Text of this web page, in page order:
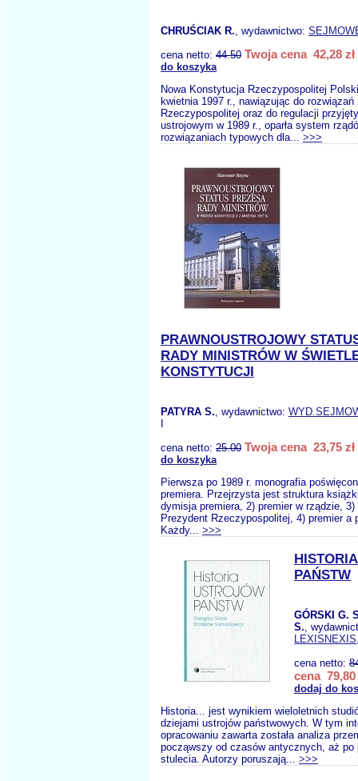
CHRUŚCIAK R., wydawnictwo:
cena netto: 44.50 Twoja cena 42,28 zł
do koszyka
Nowa Konstytucja Rzeczypospolitej
kwietnia 1997 r., nawiązując do
Rzeczypospolitej oraz do regulacji
ustrojowym w 1989 r., oparła system
rozwiązaniach typowych dla... >>>
PRAWNOUSTROJOWY
RADY MINISTRÓW W
KONSTYTUCJI
PATYRA S., wydawnictwo:
cena netto: 25.00 Twoja cena 23,75 zł
do koszyka
Pierwsza po 1989 r. monografia
premiera. Przejrzysta jest struktura
dymisja premiera, 2) premier w rządzie, 3)
Prezydent Rzeczypospolitej, 4) premier a
Każdy... >>>
PAŃSTW
GÓRSKI G.
S.,
LEXISNEXIS
cena netto:
cena 79,80
dodaj do
Historia... jest wynikiem wieloletnich
dziejami ustrojów państwowych. W tym
opracowaniu zawarta została analiza
począwszy od czasów antycznych, aż po
stulecia. Autorzy poruszają... >>>